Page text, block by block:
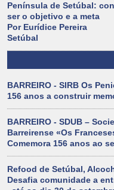
Península de Setúbal:
ser o objetivo e a meta
Por Eurídice Pereira
Setúbal
BARREIRO - SIRB Os
156 anos a construir
BARREIRO - SDUB –
Barreirense «Os
Comemora 156 anos ao
Refood de Setúbal,
Desafia comunidade a